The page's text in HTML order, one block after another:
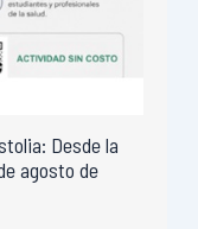
Desde la
agosto de